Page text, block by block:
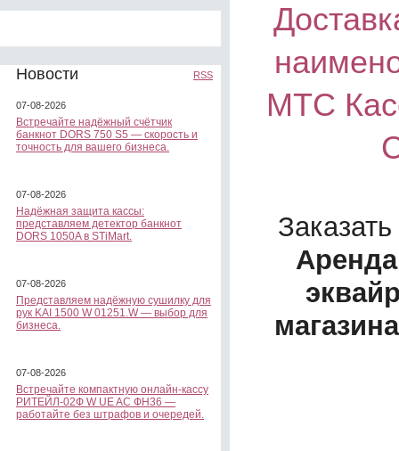
Новости RSS
07-08-2026
Встречайте надёжный счётчик
банкнот DORS 750 S5 — скорость и
точность для вашего бизнеса.
07-08-2026
Надёжная защита кассы:
представляем детектор банкнот
DORS 1050A в STiMart.
07-08-2026
Представляем надёжную сушилку для
рук KAI 1500 W 01251.W — выбор для
бизнеса.
07-08-2026
Встречайте компактную онлайн-кассу
РИТЕЙЛ-02Ф W UE AC ФН36 —
работайте без штрафов и очередей.
МТС
магазина